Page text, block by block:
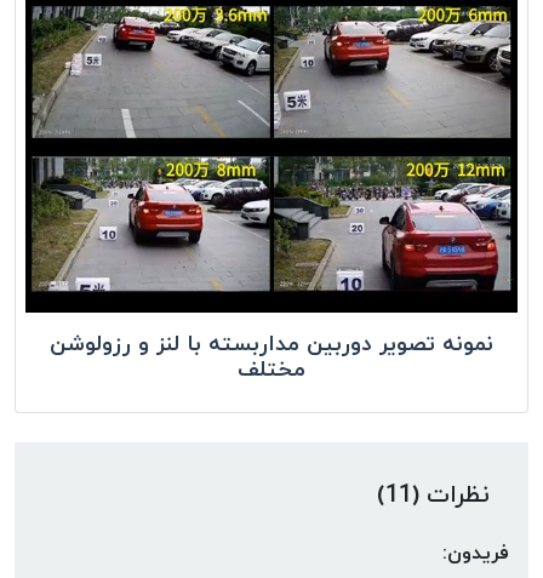
نمونه تصویر دوربین مداربسته با لنز و رزولوشن
مختلف
نظرات (11)
فریدون: